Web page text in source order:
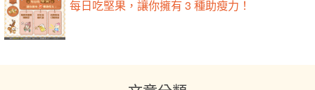
每日吃堅果，讓你擁有 3 種助瘦力！